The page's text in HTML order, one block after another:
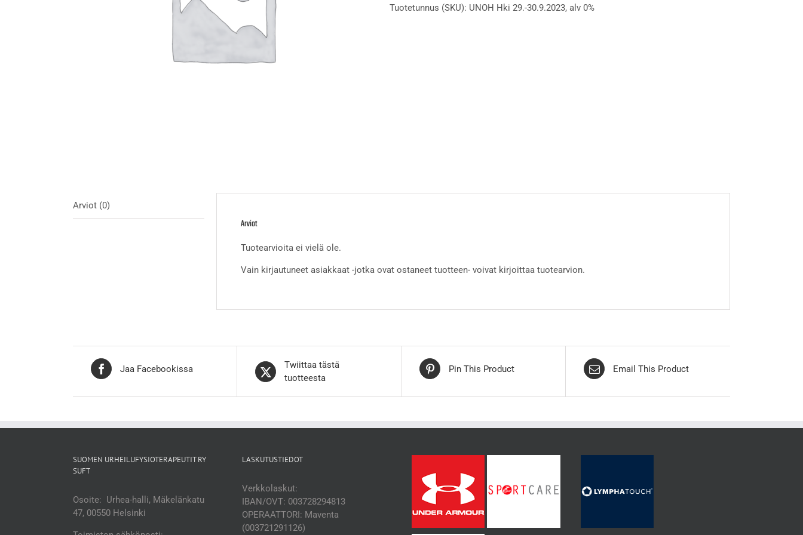
0%
Tuotetunnus (SKU): UNOH Hki 29.-30.9.2023, alv 0%
Arviot (0)
Arviot
Tuotearvioita ei vielä ole.
Vain kirjautuneet asiakkaat -jotka ovat ostaneet tuotteen- voivat kirjoittaa tuotearvion.
Jaa Facebookissa
Twiittaa tästä
tuotteesta
Pin This Product Email This Product
SUOMEN URHEILUFYSIOTERAPEUTIT RY
SUFT
Osoite: Urhea-halli, Mäkelänkatu
47, 00550 Helsinki
LASKUTUSTIEDOT
Verkkolaskut:
IBAN/OVT: 003728294813
OPERAATTORI: Maventa
(003721291126)